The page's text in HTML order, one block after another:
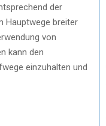
der
Hauptwege breiter
von
kann den
einzuhalten und